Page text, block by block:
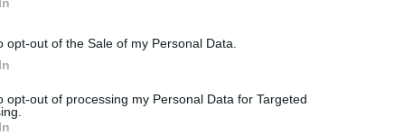
opt-out of the Sale of my Personal Data.
opt-out of processing my Personal Data for Targeted
πρόεδρος του Λιβάνου, Ζοζέφ Αούν, επεσήμανε ότι
με το Ισραήλ είναι «ανεξάρτητη»
και Τεχεράνης.